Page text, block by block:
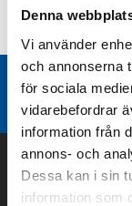
Denna
Vi använder
och annonserna
för sociala
vidarebefordrar
information från
annons- och
Dessa kan i sin
information som
Teknisk
Liknande